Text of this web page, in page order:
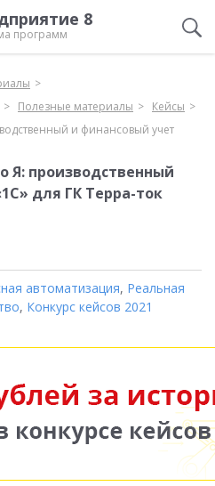
8
программ
Полезные материалы
Кейсы
и финансовый учет
Я: производственный
для ГК Терра-ток
автоматизация, Реальная
, Конкурс кейсов 2021